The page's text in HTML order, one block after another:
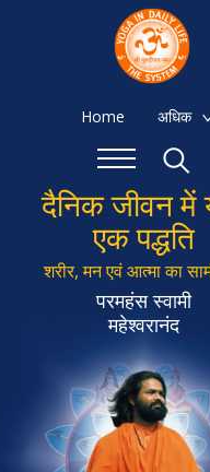
Home अधिक
दैनिक जीवन में
एक पद्धति
शरीर, मन एवं आत्मा का
परमहंस स्वामी
महेश्वरानंद